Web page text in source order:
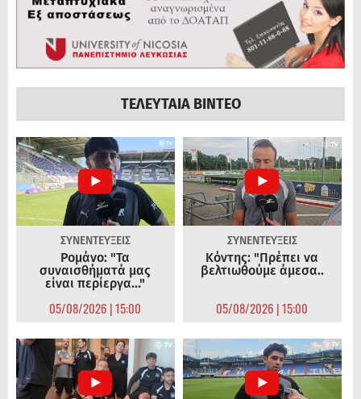
ΤΕΛΕΥΤΑΙΑ ΒΙΝΤΕΟ
ΣΥΝΕΝΤΕΥΞΕΙΣ
Ρομάνο: "Τα
συναισθήματά μας
είναι περίεργα..."
05/08/2026 | 15:00
ΣΥΝΕΝΤΕΥΞΕΙΣ
Κόντης: "Πρέπει να
βελτιωθούμε άμεσα..
05/08/2026 | 15:00